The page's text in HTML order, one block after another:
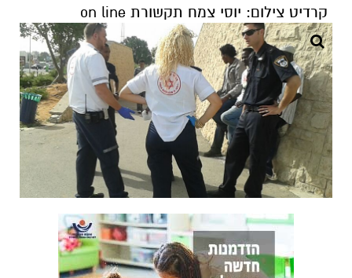
קרדיט צילום: יוסי צמח תקשורת on line